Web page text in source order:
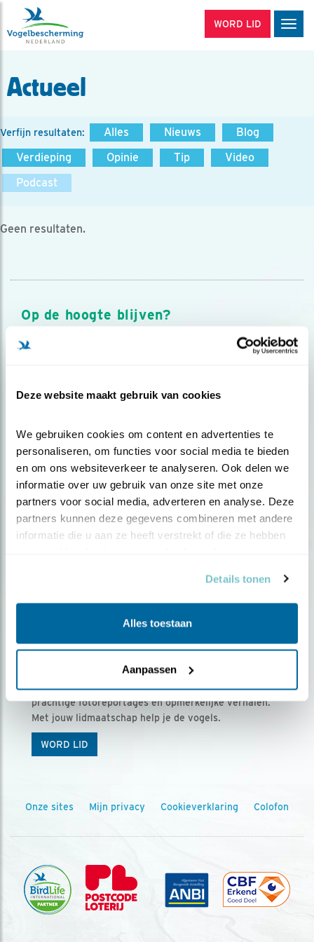
Deze website maakt gebruik van cookies
We gebruiken cookies om content en advertenties te
personaliseren, om functies voor social media te bieden
en om ons websiteverkeer te analyseren. Ook delen we
informatie over uw gebruik van onze site met onze
partners voor social media, adverteren en analyse. Deze
partners kunnen deze gegevens combineren met andere
informatie die u aan ze heeft verstrekt of die ze hebben
Details tonen
Alles toestaan
Aanpassen
WORD LID
Actueel
Verfijn resultaten: Alles Nieuws
Blog
Verdieping
Opinie Tip
Video
Podcast
Geen resultaten.
Op de hoogte blijven?
Meld je aan en ontvang nieuws, inspiratie, acties en tips
over vogels en activiteiten van Vogelbescherming.
Ontvang 5 x Vogels voor € 36,00 per jaar
Vogels is het tijdschrift voor onze leden, met
prachtige fotoreportages en opmerkelijke verhalen.
Met jouw lidmaatschap help je de vogels.
WORD LID
Onze sites Mijn privacy Cookieverklaring Colofon